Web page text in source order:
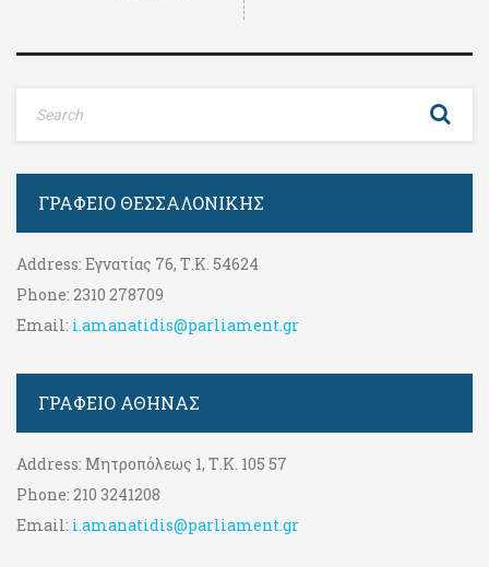
ΓΡΑΦΕΊΟ ΘΕΣΣΑΛΟΝΊΚΗΣ
Address: Εγνατίας 76, Τ.Κ. 54624
Phone: 2310 278709
Email: i.amanatidis@parliament.gr
ΓΡΑΦΕΊΟ ΑΘΉΝΑΣ
Address: Μητροπόλεως 1, Τ.Κ. 105 57
Phone: 210 3241208
Email: i.amanatidis@parliament.gr